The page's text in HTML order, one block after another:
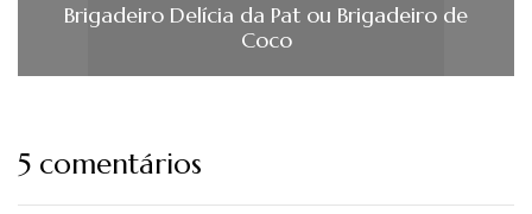
Brigadeiro Delícia da Pat ou Brigadeiro de
Coco
5 comentários